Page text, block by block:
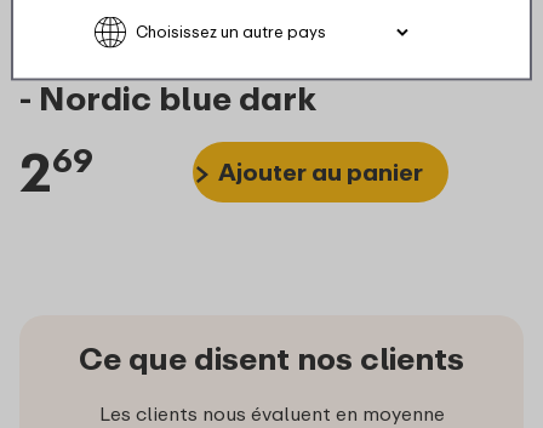
Strap water bottle Mepal Vita
- Nordic blue dark
269 Ajouter au panier
Ce que disent nos clients
Les clients nous évaluent en moyenne